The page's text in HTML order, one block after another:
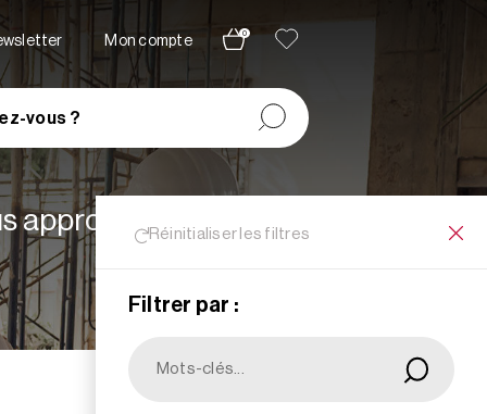
Mon compte
0
vous ?
Réinitialiser les filtres
Filtrer par :
appropriées à vos